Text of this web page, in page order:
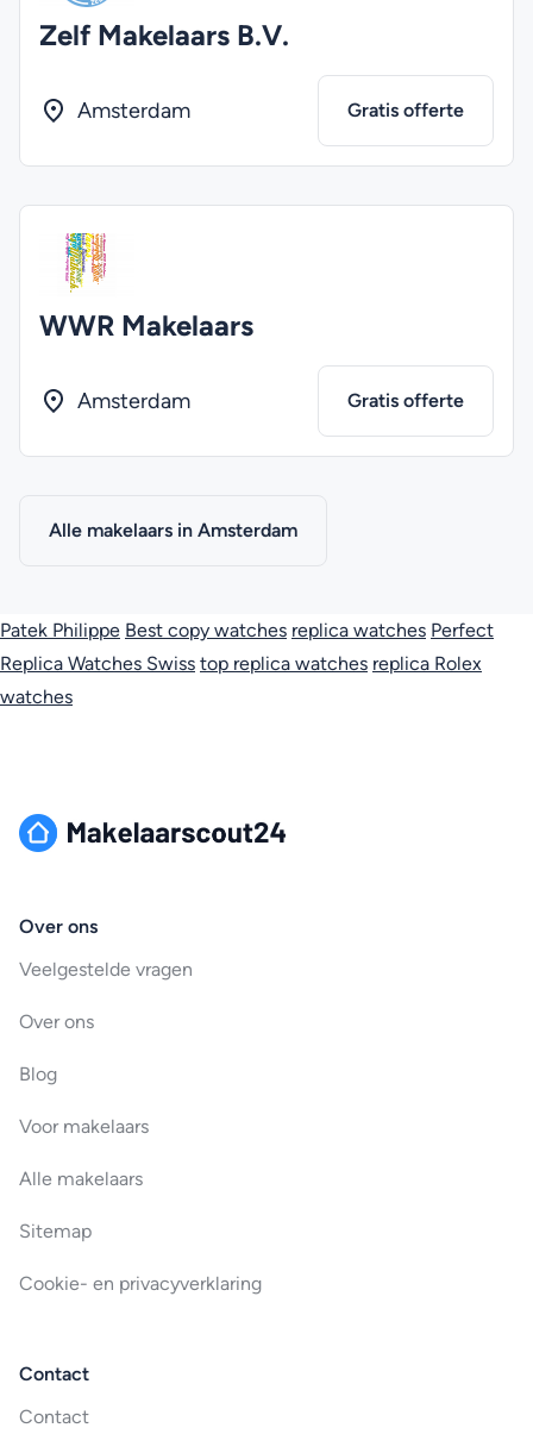
Zelf Makelaars B.V.
Amsterdam Gratis offerte
WWR Makelaars
Amsterdam Gratis offerte
Alle makelaars in Amsterdam
Patek Philippe Best copy watches replica watches Perfect
Replica Watches Swiss top replica watches replica Rolex
watches
Over ons
Veelgestelde vragen
Over ons
Blog
Voor makelaars
Alle makelaars
Sitemap
Cookie- en privacyverklaring
Contact
Contact